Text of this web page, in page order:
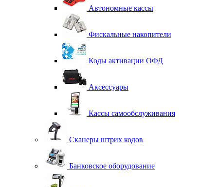
Автономные кассы
Фискальные накопители
Коды активации ОФД
Аксессуары
Кассы самообслуживания
Сканеры штрих кодов
Банковское оборудование